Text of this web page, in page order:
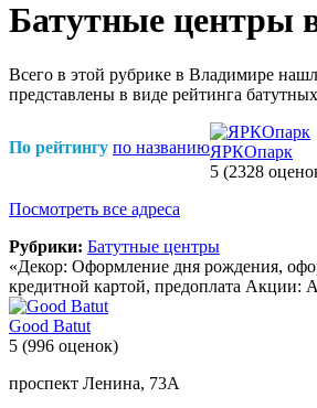
Батутные центры
Всего в этой рубрике в Владимире
представлены в виде рейтинга
По рейтингу по названиюЯРКОпарк
5 (2328
Посмотреть все адреса
Рубрики: Батутные центры
«Декор: Оформление дня рождения,
кредитной картой, предоплата Акции:
Good Batut
5 (996 оценок)
проспект Ленина, 73А